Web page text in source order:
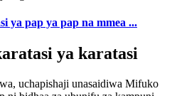
ya pap ya pap na mmea ...
ya karatasi
uchapishaji unasaidiwa Mifuko